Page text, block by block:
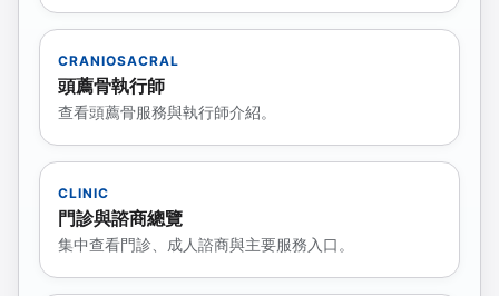
CRANIOSACRAL
頭薦骨執行師
查看頭薦骨服務與執行師介紹。
CLINIC
門診與諮商總覽
集中查看門診、成人諮商與主要服務入口。